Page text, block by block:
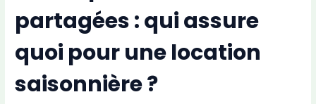
partagées : qui assure
quoi pour une location
saisonnière ?